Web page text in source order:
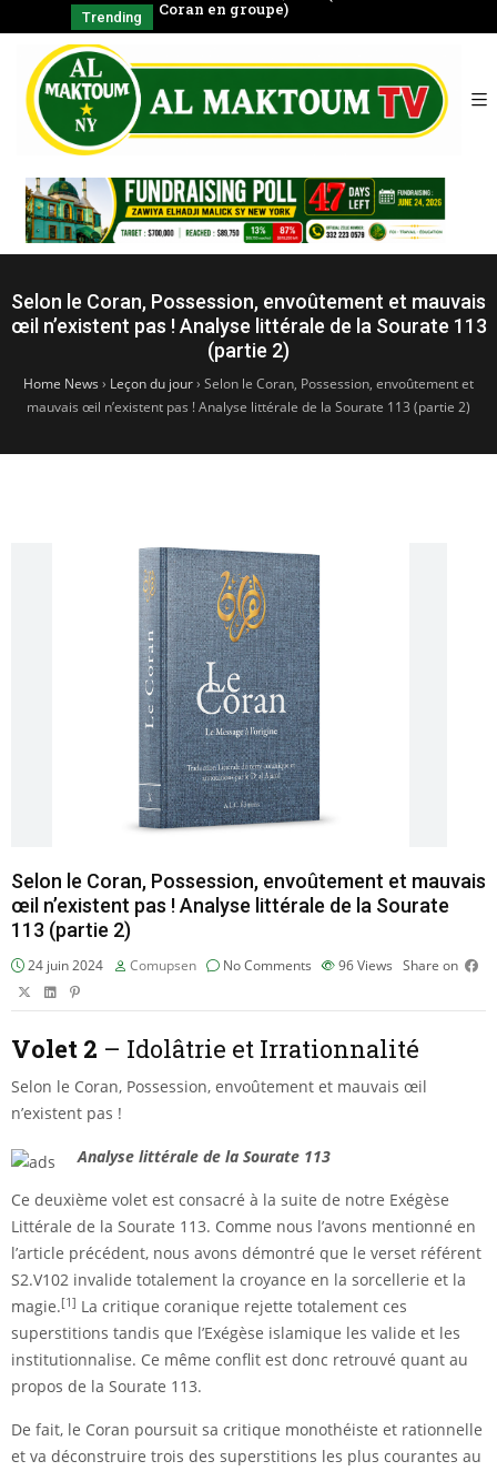
Trending Coran en groupe)
الشّيخ
Selon le Coran, Possession, envoûtement et mauvais
œil n’existent pas ! Analyse littérale de la Sourate 113
(partie 2)
Home News › Leçon du jour› Selon le Coran, Possession, envoûtement et
mauvais œil n’existent pas ! Analyse littérale de la Sourate 113 (partie 2)
Selon le Coran, Possession, envoûtement et mauvais
œil n’existent pas ! Analyse littérale de la Sourate
113 (partie 2)
24 juin 2024 Comupsen No Comments 96Views Share on
Volet 2 – Idolâtrie et Irrationnalité
Selon le Coran, Possession, envoûtement et mauvais œil
n’existent pas !
Analyse littérale de la Sourate 113
Ce deuxième volet est consacré à la suite de notre Exégèse
Littérale de la Sourate 113. Comme nous l’avons mentionné en
l’article précédent, nous avons démontré que le verset référent
S2.V102 invalide totalement la croyance en la sorcellerie et la
magie.[1] La critique coranique rejette totalement ces
superstitions tandis que l’Exégèse islamique les valide et les
institutionnalise. Ce même conflit est donc retrouvé quant au
propos de la Sourate 113.
De fait, le Coran poursuit sa critique monothéiste et rationnelle
et va déconstruire trois des superstitions les plus courantes au